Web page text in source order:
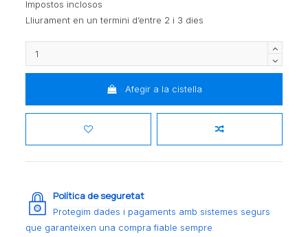
Impostos inclosos
Lliurament en un termini d’entre 2 i 3 dies
Afegir a la cistella
Política de seguretat
Protegim dades i pagaments amb sistemes segurs
que garanteixen una compra fiable sempre